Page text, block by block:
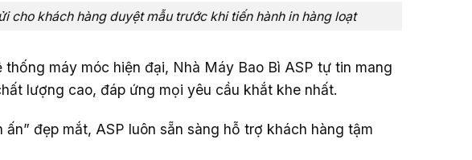
cho khách hàng duyệt mẫu trước khi tiến hành in hàng loạt
máy móc hiện đại, Nhà Máy Bao Bì ASP tự tin mang
lượng cao, đáp ứng mọi yêu cầu khắt khe nhất.
đẹp mắt, ASP luôn sẵn sàng hỗ trợ khách hàng tậm